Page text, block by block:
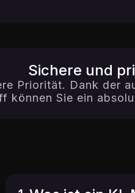
Sichere und
Priorität. Dank der
können Sie ein